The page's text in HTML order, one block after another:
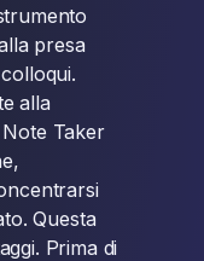
presa
alla
Taker
Questa
Prima di